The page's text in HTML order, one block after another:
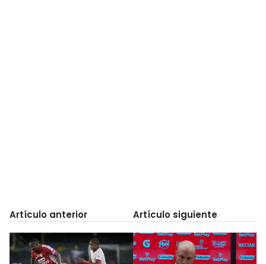
Artículo anterior Artículo siguiente